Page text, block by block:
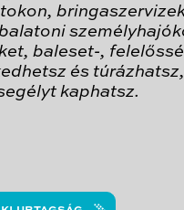
baleset-,
és
kaphatsz.